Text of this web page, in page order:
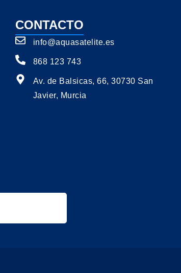
CONTACTO
info@aquasatelite.es
868 123 743
Av. de Balsicas, 66, 30730 San
Javier, Murcia